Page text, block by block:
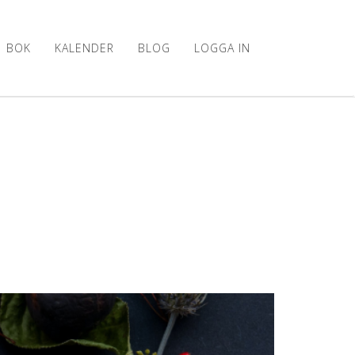
LOGGA IN
BOK KALENDER BLOG